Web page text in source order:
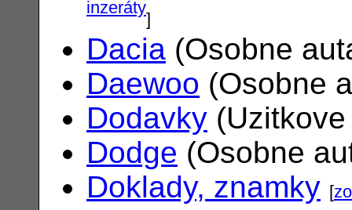
inzeráty]
Dacia (Osobne
Daewoo (Osobne
Dodavky
Dodge (Osobne
Doklady, znamky [